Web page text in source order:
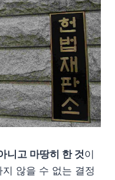
니고 마땅히 한 것이
않을 수 없는 결정